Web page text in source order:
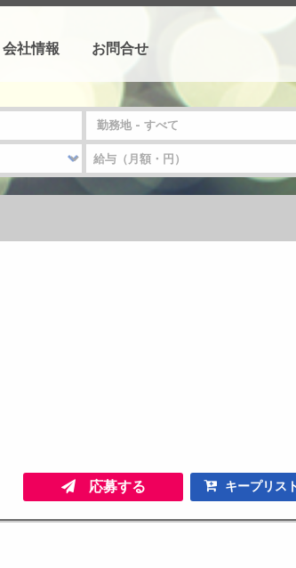
会社情報 お問合せ
応募する キープリス